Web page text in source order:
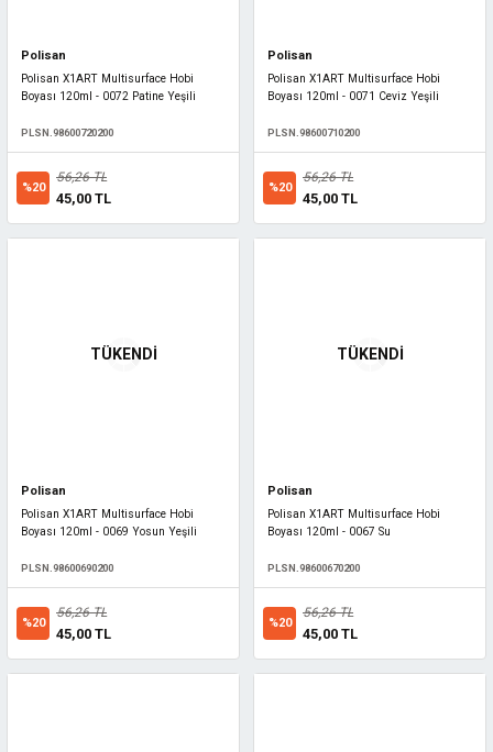
Polisan
Polisan X1ART Multisurface Hobi
Boyası 120ml - 0072 Patine Yeşili
PLSN.98600720200
%20
56,26 TL
45,00 TL
Polisan
Polisan X1ART Multisurface Hobi
Boyası 120ml - 0071 Ceviz Yeşili
PLSN.98600710200
%20
56,26 TL
45,00 TL
TÜKENDİ
Polisan
Polisan X1ART Multisurface Hobi
Boyası 120ml - 0069 Yosun Yeşili
PLSN.98600690200
%20
56,26 TL
45,00 TL
TÜKENDİ
Polisan
Polisan X1ART Multisurface Hobi
Boyası 120ml - 0067 Su
PLSN.98600670200
%20
56,26 TL
45,00 TL